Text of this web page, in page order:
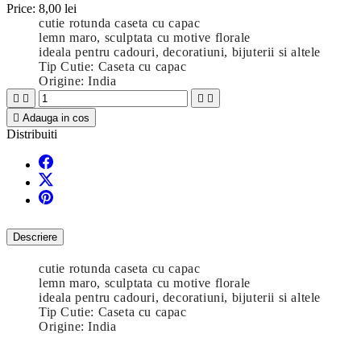
Price: 8,00 lei
cutie rotunda caseta cu capac
lemn maro, sculptata cu motive florale
ideala pentru cadouri, decoratiuni, bijuterii si altele
Tip Cutie: Caseta cu capac
Origine: India
   
 Adauga in cos
Distribuiti
Descriere
cutie rotunda caseta cu capac
lemn maro, sculptata cu motive florale
ideala pentru cadouri, decoratiuni, bijuterii si altele
Tip Cutie: Caseta cu capac
Origine: India